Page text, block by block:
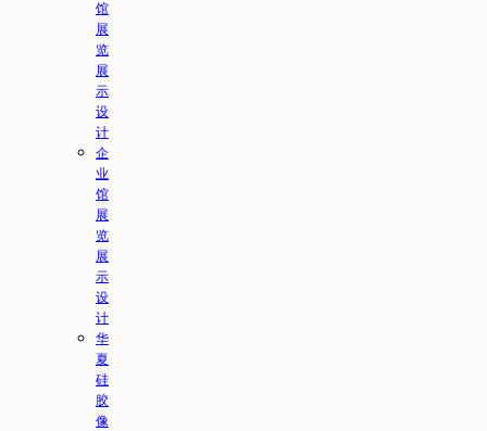
馆
展
览
展
示
设
计
企
业
馆
展
览
展
示
设
计
华
夏
硅
胶
像